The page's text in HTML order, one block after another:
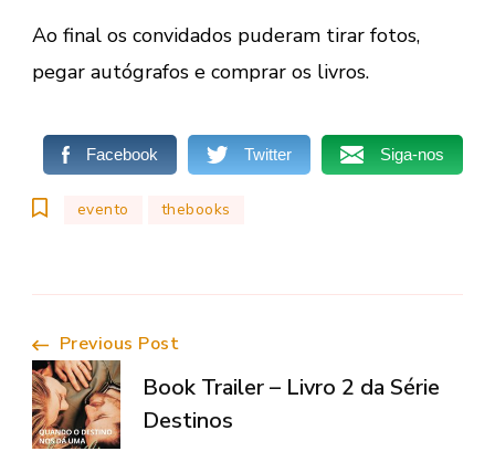
Ao final os convidados puderam tirar fotos,
pegar autógrafos e comprar os livros.
Facebook Twitter Siga-nos
evento thebooks
Navegação
de
Previous Post
Book Trailer – Livro 2 da Série
Destinos